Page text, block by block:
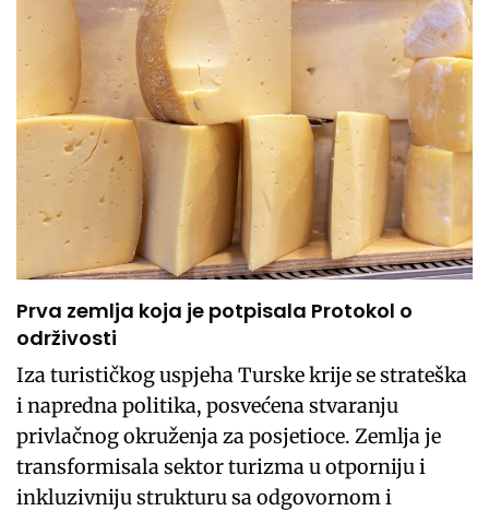
Prva zemlja koja je potpisala Protokol o
održivosti
Iza turističkog uspjeha Turske krije se strateška
i napredna politika, posvećena stvaranju
privlačnog okruženja za posjetioce. Zemlja je
transformisala sektor turizma u otporniju i
inkluzivniju strukturu sa odgovornom i